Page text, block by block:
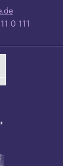
0 111